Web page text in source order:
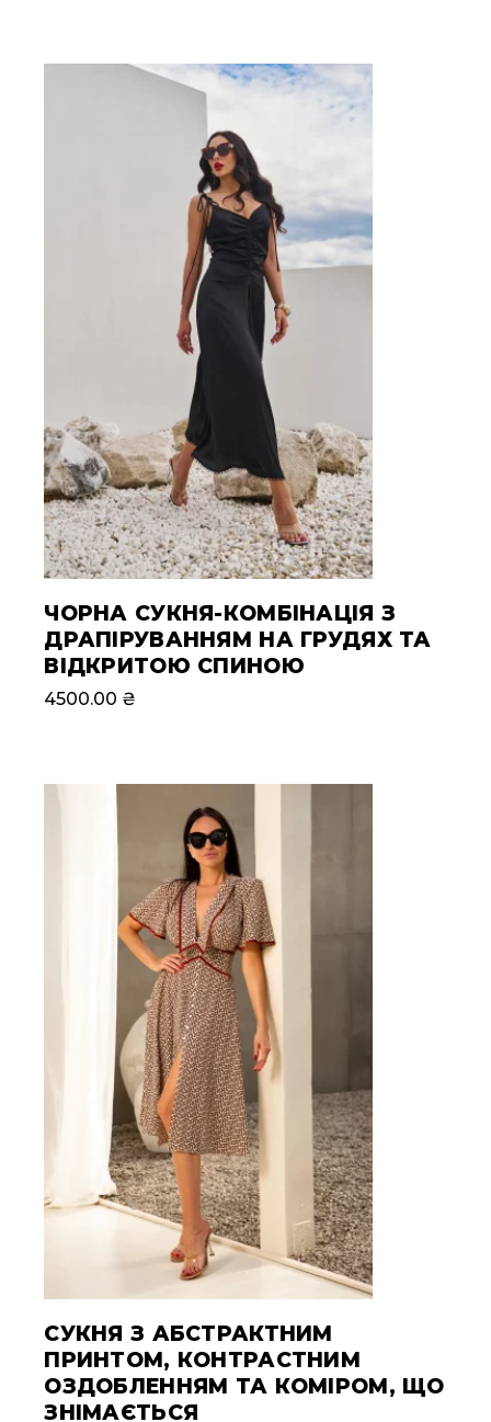
ЧОРНА СУКНЯ-КОМБІНАЦІЯ З
ДРАПІРУВАННЯМ НА ГРУДЯХ ТА
ВІДКРИТОЮ СПИНОЮ
4500.00 ₴
СУКНЯ З АБСТРАКТНИМ
ПРИНТОМ, КОНТРАСТНИМ
ОЗДОБЛЕННЯМ ТА КОМІРОМ, ЩО
ЗНІМАЄТЬСЯ